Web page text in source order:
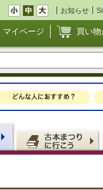
お知らせ
マイページ 買い